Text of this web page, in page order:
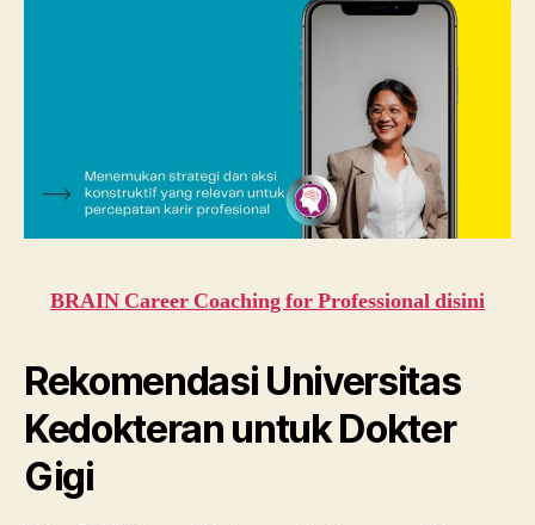
BRAIN Career Coaching for Professional disini
Rekomendasi Universitas
Kedokteran untuk Dokter
Gigi